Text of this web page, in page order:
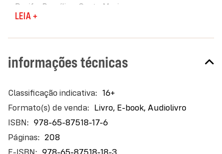
Recife, Brasília e Santa Maria — um
empreendimento que fez do Brasil peça
vacina, possibilitando a agilidade das aprovações de
garantir a oferta de doses para o país.
doenças infecciosas, chefe do comitê científico da
Fundação Bill e Melinda Gates, docente convidada de
Oxford e criadora do primeiro mestrado em
vacinologia do mundo, na Universidade de Siena,
conta a trajetória do estudo brasileiro desde as
LEIA +
informações técnicas
Mais
informações
16+
Livro, E-book, Audiolivro
978-65-87518-17-6
208